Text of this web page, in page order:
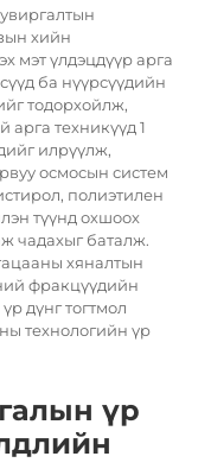
хийн
мэт үлдэцдүүр арга
ба нүүрсүүдийн
тодорхойлж,
техникүүд 1
илрүүлж,
осмосын систем
полиэтилен
түүнд охшоох
чадахыг баталж.
хяналтын
фракцүүдийн
дүнг тогтмол
технологийн үр
үр